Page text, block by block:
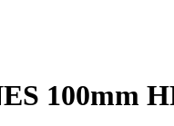
100mm